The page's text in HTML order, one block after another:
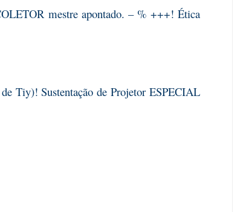
mestre apontado. – % +++! Ética
Tiy)! Sustentação de Projetor ESPECIAL